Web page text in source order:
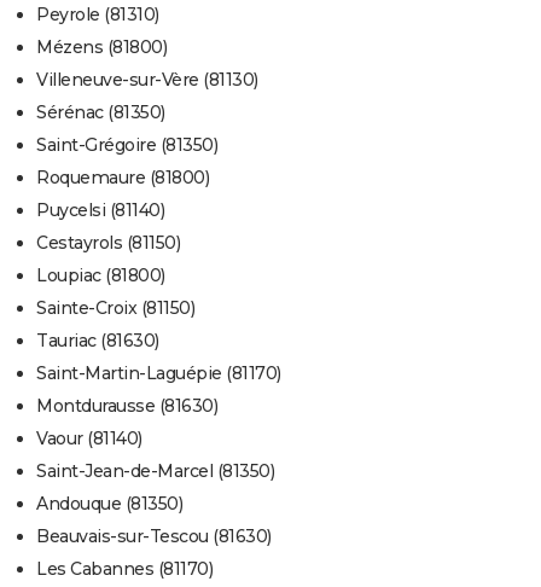
Peyrole (81310)
Mézens (81800)
Villeneuve-sur-Vère (81130)
Sérénac (81350)
Saint-Grégoire (81350)
Roquemaure (81800)
Puycelsi (81140)
Cestayrols (81150)
Loupiac (81800)
Sainte-Croix (81150)
Tauriac (81630)
Saint-Martin-Laguépie (81170)
Montdurausse (81630)
Vaour (81140)
Saint-Jean-de-Marcel (81350)
Andouque (81350)
Beauvais-sur-Tescou (81630)
Les Cabannes (81170)